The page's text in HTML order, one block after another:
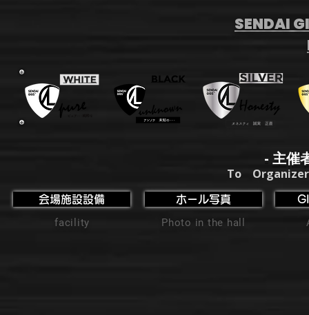
SENDAI
- 主催
To
会場施設設備
facility
ホール写真
Photo in the hall